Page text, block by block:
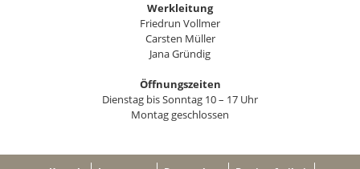
Werkleitung
Friedrun Vollmer
Carsten Müller
Jana Gründig
Öffnungszeiten
Dienstag bis Sonntag 10 – 17 Uhr
Montag geschlossen